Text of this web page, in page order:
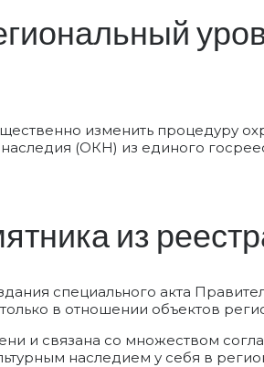
изменить процедуру
(ОКН) из единого
из
специального акта
в отношении объектов
и связана со множеством
наследием у себя в